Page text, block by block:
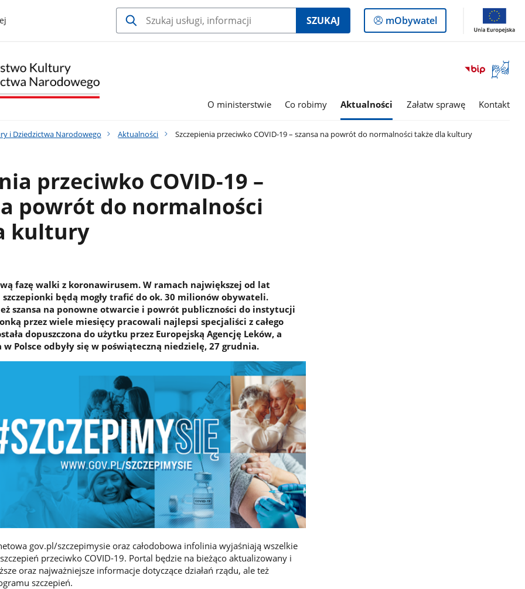
SZUKAJ
Logowanie
do
mObywatel
Otwórz
okno
O ministerstwie Co robimy Aktualności Załatw sprawę Kontakt
i Dziedzictwa Narodowego Aktualności Szczepienia przeciwko COVID-19 – szansa na powrót do normalności także dla kultury
przeciwko COVID-19 –
powrót do normalności
kultury
fazę walki z koronawirusem. W ramach największej od lat
będą mogły trafić do ok. 30 milionów obywateli.
szansa na ponowne otwarcie i powrót publiczności do instytucji
przez wiele miesięcy pracowali najlepsi specjaliści z całego
dopuszczona do użytku przez Europejską Agencję Leków, a
w Polsce odbyły się w poświąteczną niedzielę, 27 grudnia.
gov.pl/szczepimysie oraz całodobowa infolinia wyjaśniają wszelkie
przeciwko COVID-19. Portal będzie na bieżąco aktualizowany i
oraz najważniejsze informacje dotyczące działań rządu, ale też
szczepień.